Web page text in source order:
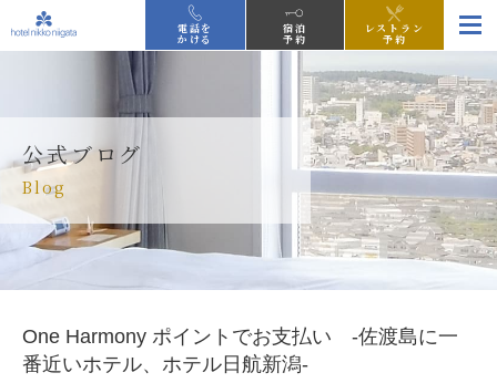
電話を
かける
宿泊
予約
レストラン
予約
公式ブログ
Blog
One Harmony ポイントでお支払い -佐渡島に一
番近いホテル、ホテル日航新潟-